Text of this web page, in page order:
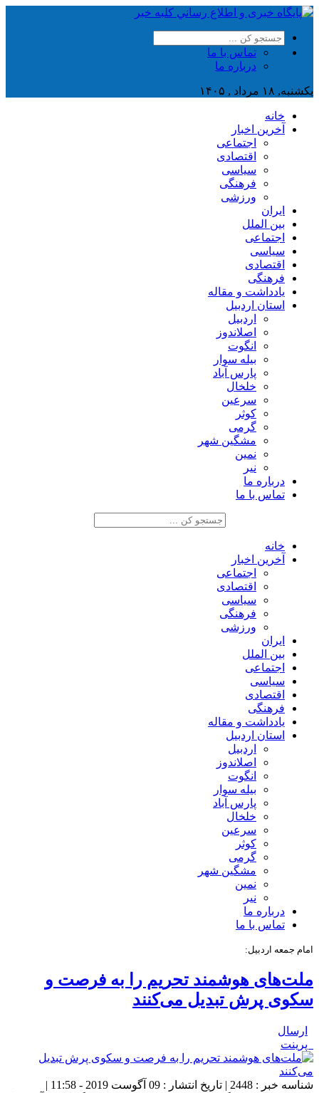
تماس با ما
درباره ما
یکشنبه, ۱۸ مرداد , ۱۴۰۵
خانه
آخرین اخبار
اجتماعی
اقتصادی
سیاسی
فرهنگی
ورزشی
ایران
بین الملل
اجتماعی
سیاسی
اقتصادی
فرهنگی
یادداشت و مقاله
استان اردبیل
اردبیل
اصلاندوز
انگوت
بیله سوار
پارس آباد
خلخال
سرعین
کوثر
گرمی
مشگین شهر
نمین
نیر
درباره ما
تماس با ما
خانه
آخرین اخبار
اجتماعی
اقتصادی
سیاسی
فرهنگی
ورزشی
ایران
بین الملل
اجتماعی
سیاسی
اقتصادی
فرهنگی
یادداشت و مقاله
استان اردبیل
اردبیل
اصلاندوز
انگوت
بیله سوار
پارس آباد
خلخال
سرعین
کوثر
گرمی
مشگین شهر
نمین
نیر
درباره ما
تماس با ما
امام جمعه اردبیل:
ملت‌های هوشمند تحریم را به فرصت و
سکوی پرش تبدیل می‌کنند
ارسال
پرینت
شناسه خبر : 2448 | تاریخ انتشار : 09 آگوست 2019 - 11:58 |